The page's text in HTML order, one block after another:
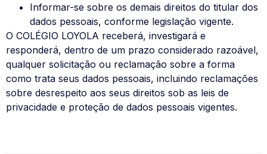
Informar-se sobre os demais direitos do titular dos
dados pessoais, conforme legislação vigente.
O COLÉGIO LOYOLA receberá, investigará e
responderá, dentro de um prazo considerado razoável,
qualquer solicitação ou reclamação sobre a forma
como trata seus dados pessoais, incluindo reclamações
sobre desrespeito aos seus direitos sob as leis de
privacidade e proteção de dados pessoais vigentes.